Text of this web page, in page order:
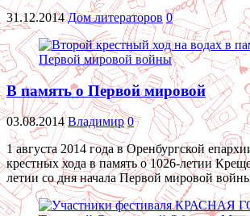
31.12.2014 Дом литераторов 0
В память о Первой мировой
03.08.2014 Владимир 0
1 августа 2014 года в Оренбургской
крестных хода в память о 1026-летии
летии со дня начала Первой мировой